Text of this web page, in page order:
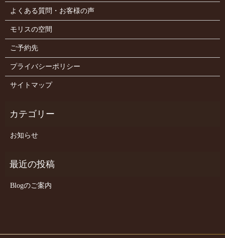
よくある質問・お客様の声
モリスの空間
ご予約先
プライバシーポリシー
サイトマップ
お知らせ
Blogのご案内